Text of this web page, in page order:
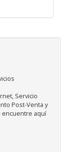
Servicio
Post-Venta y
encuentre aquí